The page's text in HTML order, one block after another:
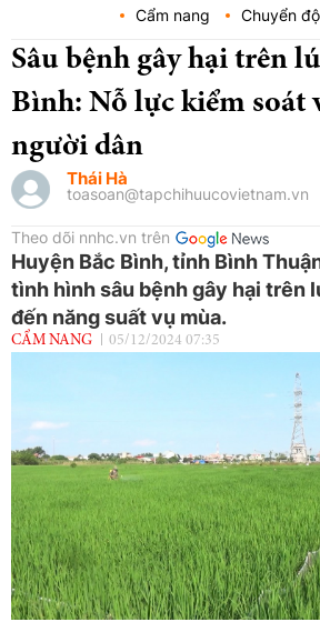
Cẩm nang Chuyển
Sâu bệnh gây hại trên
Bình: Nỗ lực kiểm soát
người dân
Thái Hà
toasoan@tapchihuucovietnam.vn
Theo dõi nnhc.vn trên
Huyện Bắc Bình, tỉnh Bình
tình hình sâu bệnh gây hại trên
đến năng suất vụ mùa.
CẨM NANG 05/12/2024 07:35